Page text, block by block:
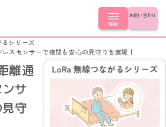
MENU
お問い合わせ
るシリーズ
スセンサーで夜間も安心の見守りを実現！
離通
サ
守